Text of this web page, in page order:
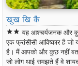
खुख खि कै
starstar यह आश्चर्यजनक और
एक फ्रांसीसी आविष्कार है
है। मैं आपको और कुछ नहीं
जो लोग थाई समझते हैं वे